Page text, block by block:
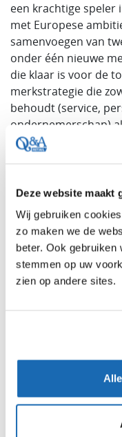
Deze website maakt
Wij gebruiken
zo maken we de
beter. Ook gebruiken
stemmen op uw
zien op andere sites.
een krachtige speler
met Europese
samenvoegen van
onder één nieuwe
die klaar is voor de
merkstrategie die
behoudt (service,
ondernemerschap)
snel veranderende
manier die
De aanpak
Q&A Retail heeft
een gefaseerd
deskresearch,
stakeholder
in relatie tot
Q&A Retail maakt
methodologie,